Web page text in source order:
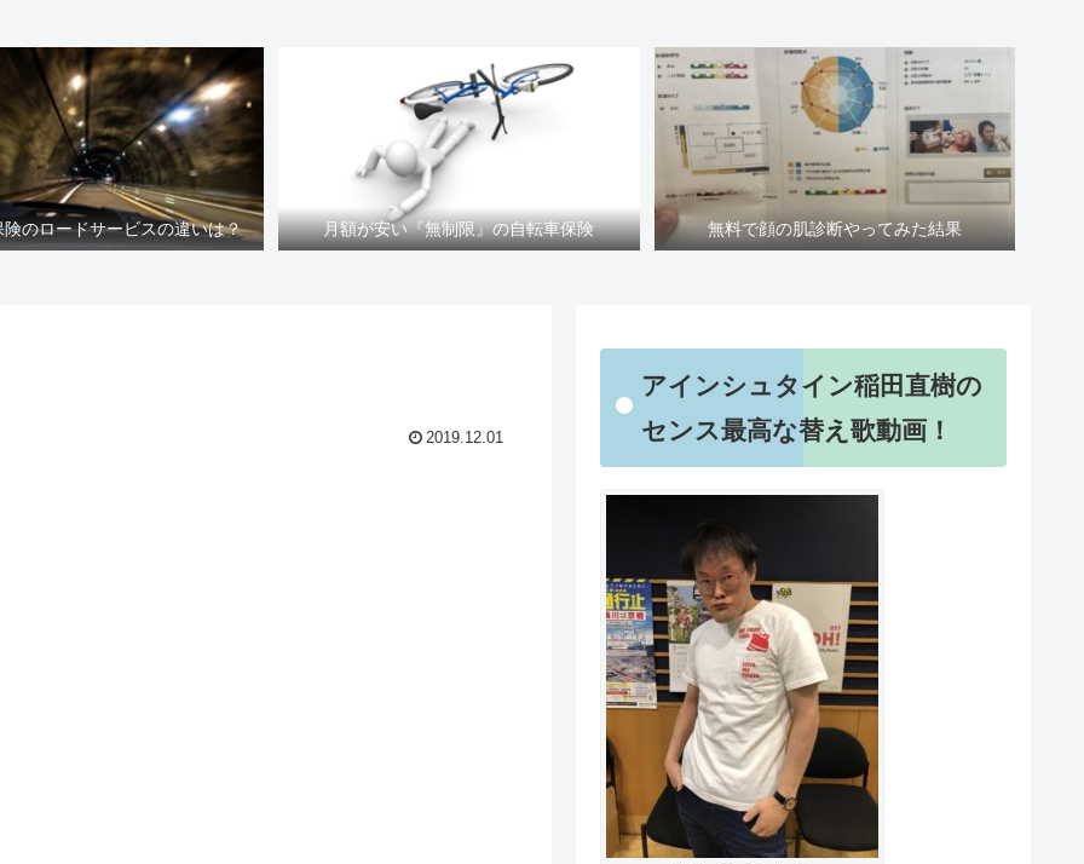
険のロードサービスの違いは？ 月額が安い『無制限』の自転車保険 無料で顔の肌診断やってみた結果
2019.12.01
アインシュタイン稲田直樹の
センス最高な替え歌動画！